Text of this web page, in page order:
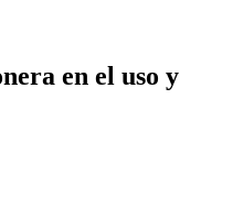
en el uso y